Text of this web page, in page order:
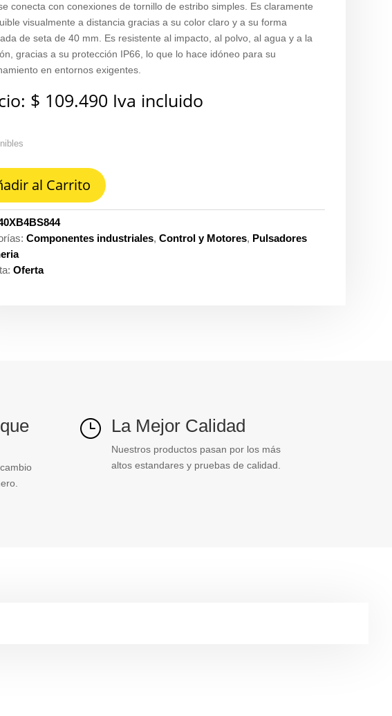
conecta con conexiones de tornillo de estribo simples. Es claramente
visualmente a distancia gracias a su color claro y a su forma
de seta de 40 mm. Es resistente al impacto, al polvo, al agua y a la
gracias a su protección IP66, lo que lo hace idóneo para su
en entornos exigentes.
$ 109.490 Iva incluido
al Carrito
Componentes industriales,Control y Motores, Pulsadores
Oferta
} La Mejor Calidad
Nuestros productos pasan por los más
altos estandares y pruebas de calidad.